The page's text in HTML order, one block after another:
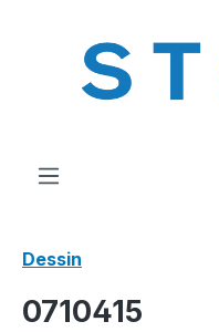
Dessin
0710415